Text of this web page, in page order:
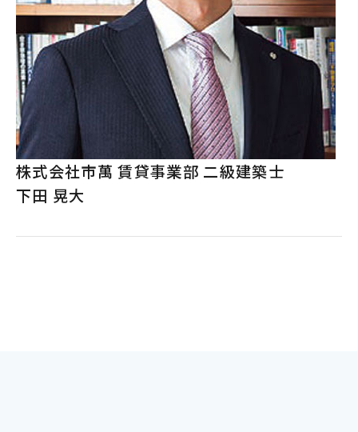
株式会社市萬 賃貸事業部 二級建築士
下田 晃大